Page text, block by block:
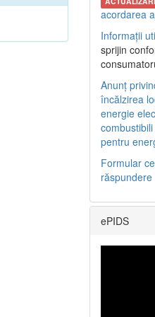
acordarea
Informații
sprijin
Anunț
încălzirea
energie
pentru
Formular
răspundere
ePIDS